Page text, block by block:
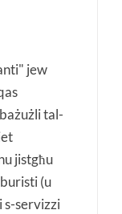
jew
tal-
jistgħu
(u
s-servizzi